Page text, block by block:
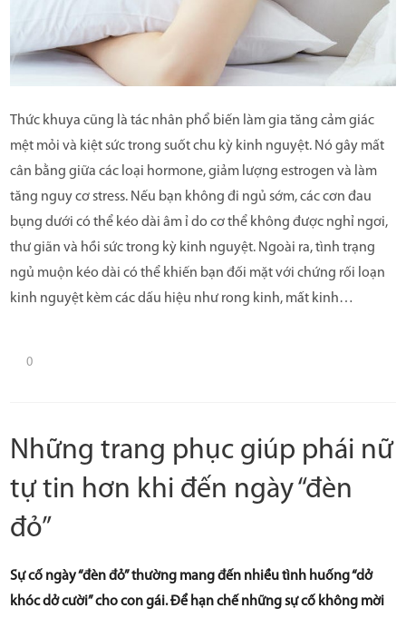
Thức khuya cũng là tác nhân phổ biến làm gia tăng cảm giác
mệt mỏi và kiệt sức trong suốt chu kỳ kinh nguyệt. Nó gây mất
cân bằng giữa các loại hormone, giảm lượng estrogen và làm
tăng nguy cơ stress. Nếu bạn không đi ngủ sớm, các cơn đau
bụng dưới có thể kéo dài âm ỉ do cơ thể không được nghỉ ngơi,
thư giãn và hồi sức trong kỳ kinh nguyệt. Ngoài ra, tình trạng
ngủ muộn kéo dài có thể khiến bạn đối mặt với chứng rối loạn
kinh nguyệt kèm các dấu hiệu như rong kinh, mất kinh…
0
Những trang phục giúp phái nữ
tự tin hơn khi đến ngày “đèn
đỏ”
Sự cố ngày “đèn đỏ” thường mang đến nhiều tình huống “dở
khóc dở cười” cho con gái. Để hạn chế những sự cố không mời